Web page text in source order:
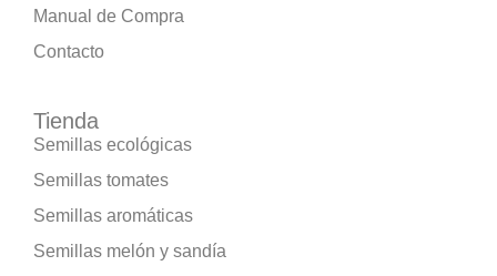
Manual de Compra
Contacto
Tienda
Semillas ecológicas
Semillas tomates
Semillas aromáticas
Semillas melón y sandía